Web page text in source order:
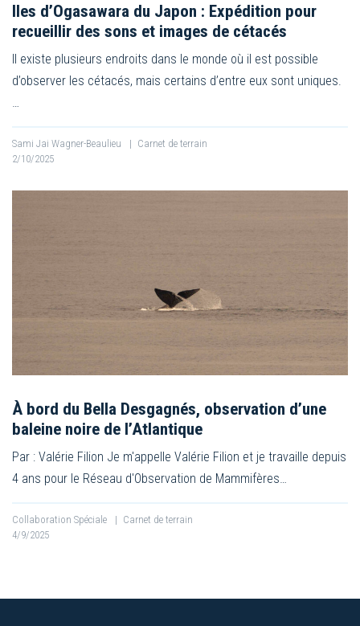
Iles d’Ogasawara du Japon : Expédition pour
recueillir des sons et images de cétacés
Il existe plusieurs endroits dans le monde où il est possible
d’observer les cétacés, mais certains d’entre eux sont uniques.
Sami Jai Wagner-Beaulieu | Carnet de terrain
2/10/2025
À bord du Bella Desgagnés, observation d’une
baleine noire de l’Atlantique
Par : Valérie Filion Je m'appelle Valérie Filion et je travaille depuis
4 ans pour le Réseau d'Observation de Mammifères…
Collaboration Spéciale | Carnet de terrain
4/9/2025